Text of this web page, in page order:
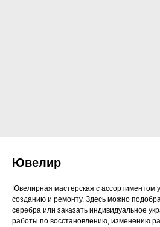
Ювелир
Ювелирная мастерская с ассортиментом
созданию и ремонту. Здесь можно
серебра или заказать индивидуальное
работы по восстановлению, изменению